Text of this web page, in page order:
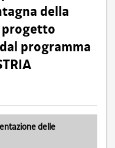
della
progetto
programma
delle